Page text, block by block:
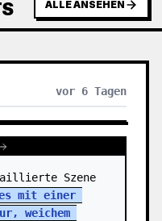
ALLE ANSEHEN
vor 6 Tagen
Szene
mit einer
weichem